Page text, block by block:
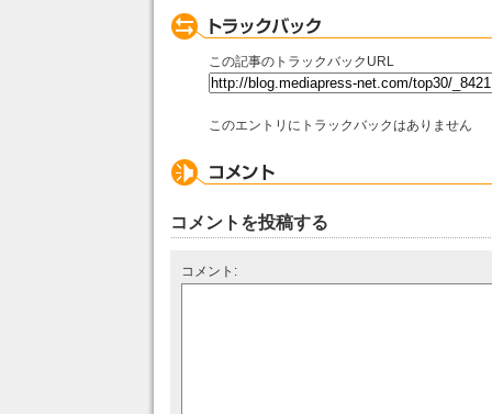
この記事のトラックバックURL
このエントリにトラックバックはありません
コメントを投稿する
コメント: